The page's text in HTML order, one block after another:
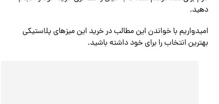
دهید.
امیدواریم با خواندن این مطالب در خرید این میزهای پلاستیکی
بهترین انتخاب را برای خود داشته باشید.